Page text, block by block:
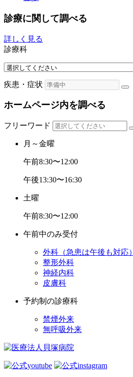
診療に関して調べる
詳しく見る
診療科
疾患・症状
ホームページ内を調べる
フリーワード
月～金曜
午前8:30〜12:00
午後13:30〜16:30
土曜
午前8:30〜12:00
午前中のみ受付
外科（急患は午後も対応）
整形外科
神経内科
皮膚科
予約制の診療科
禁煙外来
無呼吸外来